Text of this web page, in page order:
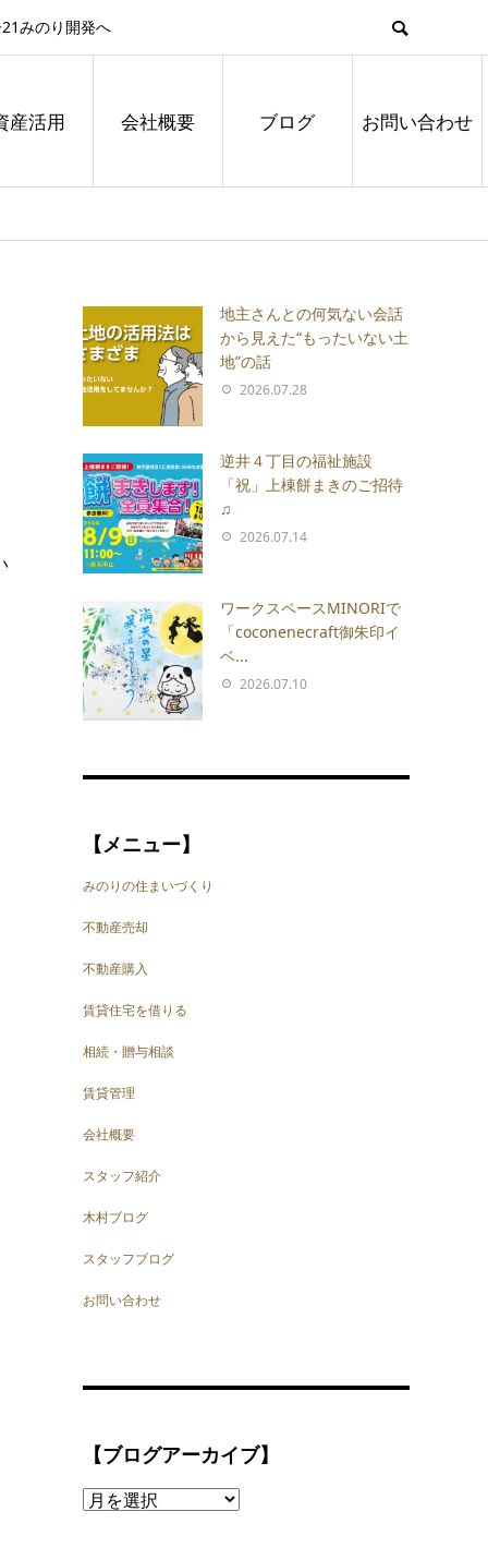
みのり開発へ
産活用 会社概要 ブログ お問い合わせ
地主さんとの何気ない会話
から見えた“もったいない土
地”の話
2026.07.28
逆井４丁目の福祉施設
「祝」上棟餅まきのご招待
♫
2026.07.14
ワークスペースMINORIで
「coconenecraft御朱印イ
ベ...
2026.07.10
【メニュー】
みのりの住まいづくり
不動産売却
不動産購入
賃貸住宅を借りる
相続・贈与相談
賃貸管理
会社概要
スタッフ紹介
木村ブログ
スタッフブログ
お問い合わせ
【ブログアーカイブ】
【ブ